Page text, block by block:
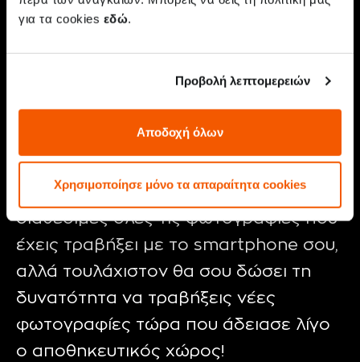
για τα cookies εδώ.
Προβολή λεπτομερειών
Αποδοχή όλων
Χρησιμοποίησε μόνο τα απαραίτητα cookies
έναν όγκο πολυμέσων δωρεάν, και να
είναι να κρατήσεις αντίγραφα
ασφαλείας των αναμνήσεών σου σε
τοπικό δίσκο, π.χ. σε έναν
εξωτερικό σκληρό δίσκο. Αυτό μπορεί
να σημαίνει ότι δεν θα έχεις άμεσα
διαθέσιμες όλες τις φωτογραφίες που
έχεις τραβήξει με το smartphone σου,
αλλά τουλάχιστον θα σου δώσει τη
δυνατότητα να τραβήξεις νέες
φωτογραφίες τώρα που άδειασε λίγο
ο αποθηκευτικός χώρος!